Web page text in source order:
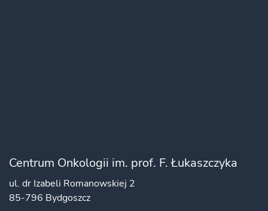
Centrum Onkologii im. prof. F. Łukaszczyka
ul. dr Izabeli Romanowskiej 2
85-796 Bydgoszcz